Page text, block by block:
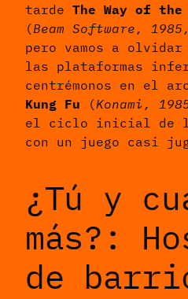
tarde The Way of
(Beam Software,
pero vamos a olvidar
las plataformas
centrémonos en el
Kung Fu
(Konami,
el ciclo inicial de
con un juego casi
¿Tú y
más?:
de